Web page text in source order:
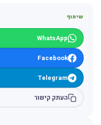
שיתוף
WhatsApp
Facebook
Telegram
העתק קישור